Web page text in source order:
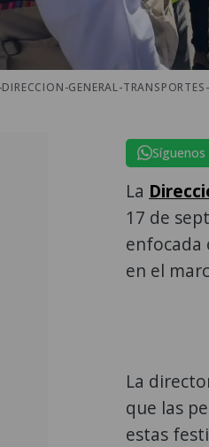
GENERAL-
La
17 de
enfocada
en el
La
que las
estas